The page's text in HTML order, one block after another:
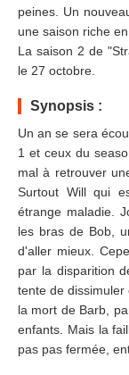
peines. Un
une saison riche
La saison 2 de
le 27 octobre.
Synopsis :
Un an se sera
1 et ceux du
mal à retrouver
Surtout Will qui
étrange maladie.
les bras de Bob,
d'aller mieux.
par la disparition
tente de
la mort de Barb,
enfants. Mais la
pas pas fermée,